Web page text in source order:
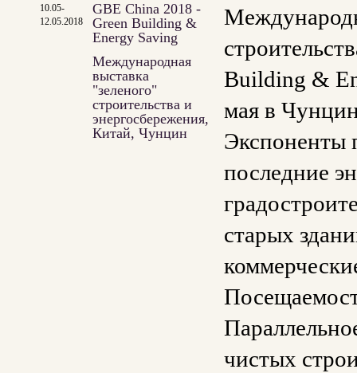
10.05-
12.05.2018
GBE China 2018 -
Green Building &
Energy Saving
Международная
выставка
"зеленого"
строительства и
энергосбережения,
Китай, Чунцин
Building &
мая в
Экспоненты
последние
старых
чистых